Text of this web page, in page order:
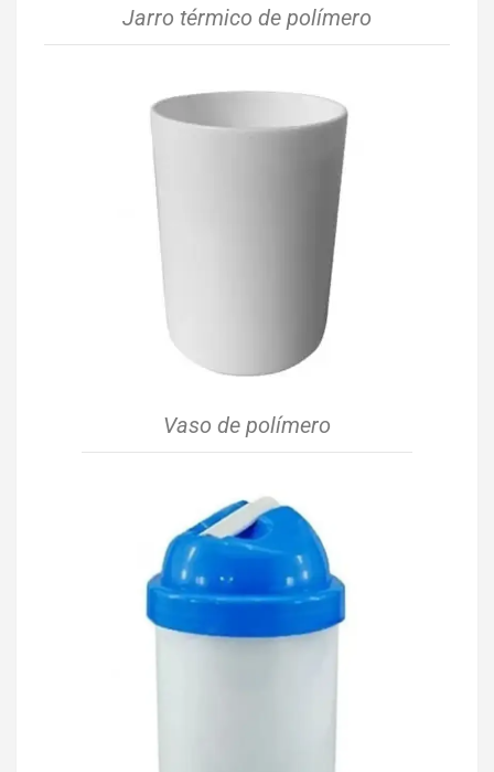
Jarro térmico de polímero
Vaso de polímero